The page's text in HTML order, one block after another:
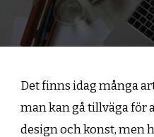
Det finns idag många
man kan gå tillväga för
design och konst, men